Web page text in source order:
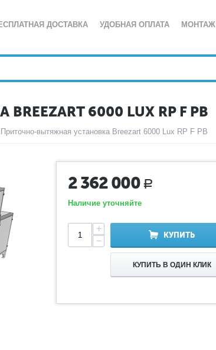
ДОСТАВКА УДОБНАЯ ОПЛАТА МОНТАЖ
6000 LUX RP F PB
Приточно-вытяжная установка Breezart 6000 Lux RP F PB
2 362 000 Р
Наличие уточняйте
+
−
КУПИТЬ
КУПИТЬ В ОДИН КЛИК